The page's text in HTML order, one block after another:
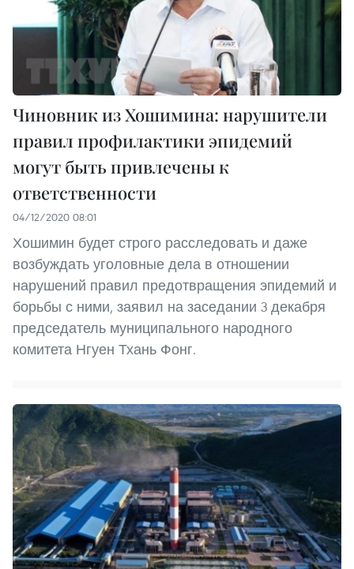
Чиновник из Хошимина: нарушители
правил профилактики эпидемий
могут быть привлечены к
ответственности
04/12/2020 08:01
Хошимин будет строго расследовать и даже
возбуждать уголовные дела в отношении
нарушений правил предотвращения эпидемий и
борьбы с ними, заявил на заседании 3 декабря
председатель муниципального народного
комитета Нгуен Тхань Фонг.